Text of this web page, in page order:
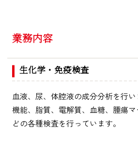
業務内容
生化学・免疫検査
血液、尿、体腔液の成分分析を行
機能、脂質、電解質、血糖、腫瘍
どの各種検査を行っています。